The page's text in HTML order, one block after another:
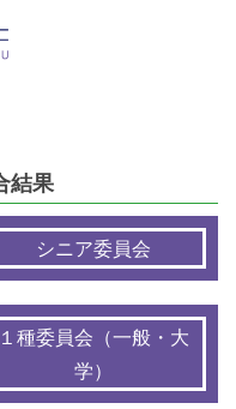
結果
シニア委員会
１種委員会（一般・大
学）